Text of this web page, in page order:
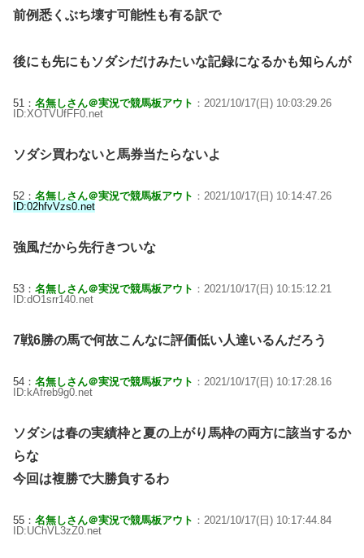
前例悉くぶち壊す可能性も有る訳で
後にも先にもソダシだけみたいな記録になるかも知らんが
51： 名無しさん＠実況で競馬板アウト ：2021/10/17(日) 10:03:29.26
ID:XOTVUfFF0.net
ソダシ買わないと馬券当たらないよ
52： 名無しさん＠実況で競馬板アウト ：2021/10/17(日) 10:14:47.26
ID:02hfvVzs0.net
強風だから先行きついな
53： 名無しさん＠実況で競馬板アウト ：2021/10/17(日) 10:15:12.21
ID:dO1srr140.net
7戦6勝の馬で何故こんなに評価低い人達いるんだろう
54： 名無しさん＠実況で競馬板アウト ：2021/10/17(日) 10:17:28.16
ID:kAfreb9g0.net
ソダシは春の実績枠と夏の上がり馬枠の両方に該当するか
らな
今回は複勝で大勝負するわ
55： 名無しさん＠実況で競馬板アウト ：2021/10/17(日) 10:17:44.84
ID:UChVL3zZ0.net